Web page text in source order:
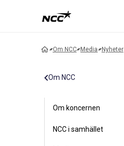
Om NCC Media Nyheter
Om NCC
Om koncernen
NCC i samhället